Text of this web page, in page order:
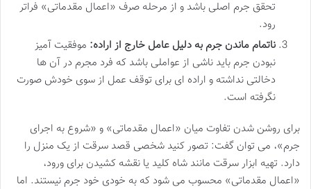
تحقق جرم اصلی باشد و از مرحله صرف «اعمال مقدماتی» فراتر
رود.
ناتمام ماندن جرم به دلیل عامل خارج از اراده: موفقیت آمیز
نبودن جرم باید ناشی از عواملی باشد که فرد مجرم در آن ها
دخالتی نداشته و اراده ای برای توقف عمل از سوی خودش صورت
نگرفته است.
برای روشن شدن تفاوت میان «اعمال مقدماتی» و «شروع به اجرای
جرم»، می توان گفت: تصور کنید شخصی قصد سرقت از یک منزل را
دارد. تهیه ابزار سرقت مانند شاه کلید یا نقشه کشیدن برای ورود،
«اعمال مقدماتی» محسوب می شود که به خودی خود جرم نیستند. اما